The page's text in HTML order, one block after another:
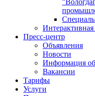
Интерактивная
Пресс-центр
Объявления
Новости
Информация
Вакансии
Тарифы
Услуги